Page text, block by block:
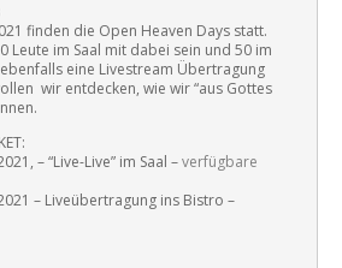
finden die Open Heaven Days statt.
Leute im Saal mit dabei sein und 50 im
eine Livestream Übertragung
wir entdecken, wie wir “aus Gottes
– “Live-Live” im Saal –verfügbare
– Liveübertragung ins Bistro –